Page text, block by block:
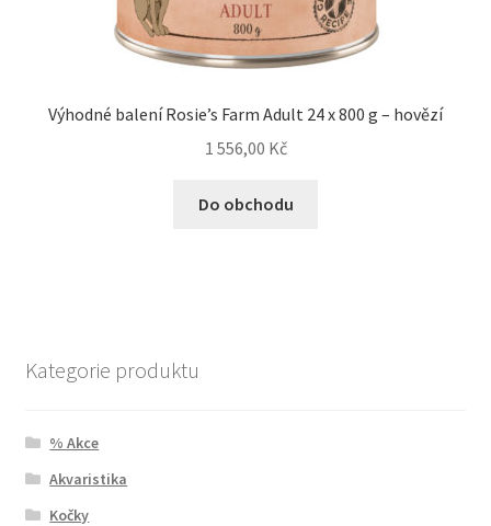
Výhodné balení Rosie’s Farm Adult 24 x 800 g – hovězí
1 556,00 Kč
Do obchodu
Kategorie produktu
% Akce
Akvaristika
Kočky